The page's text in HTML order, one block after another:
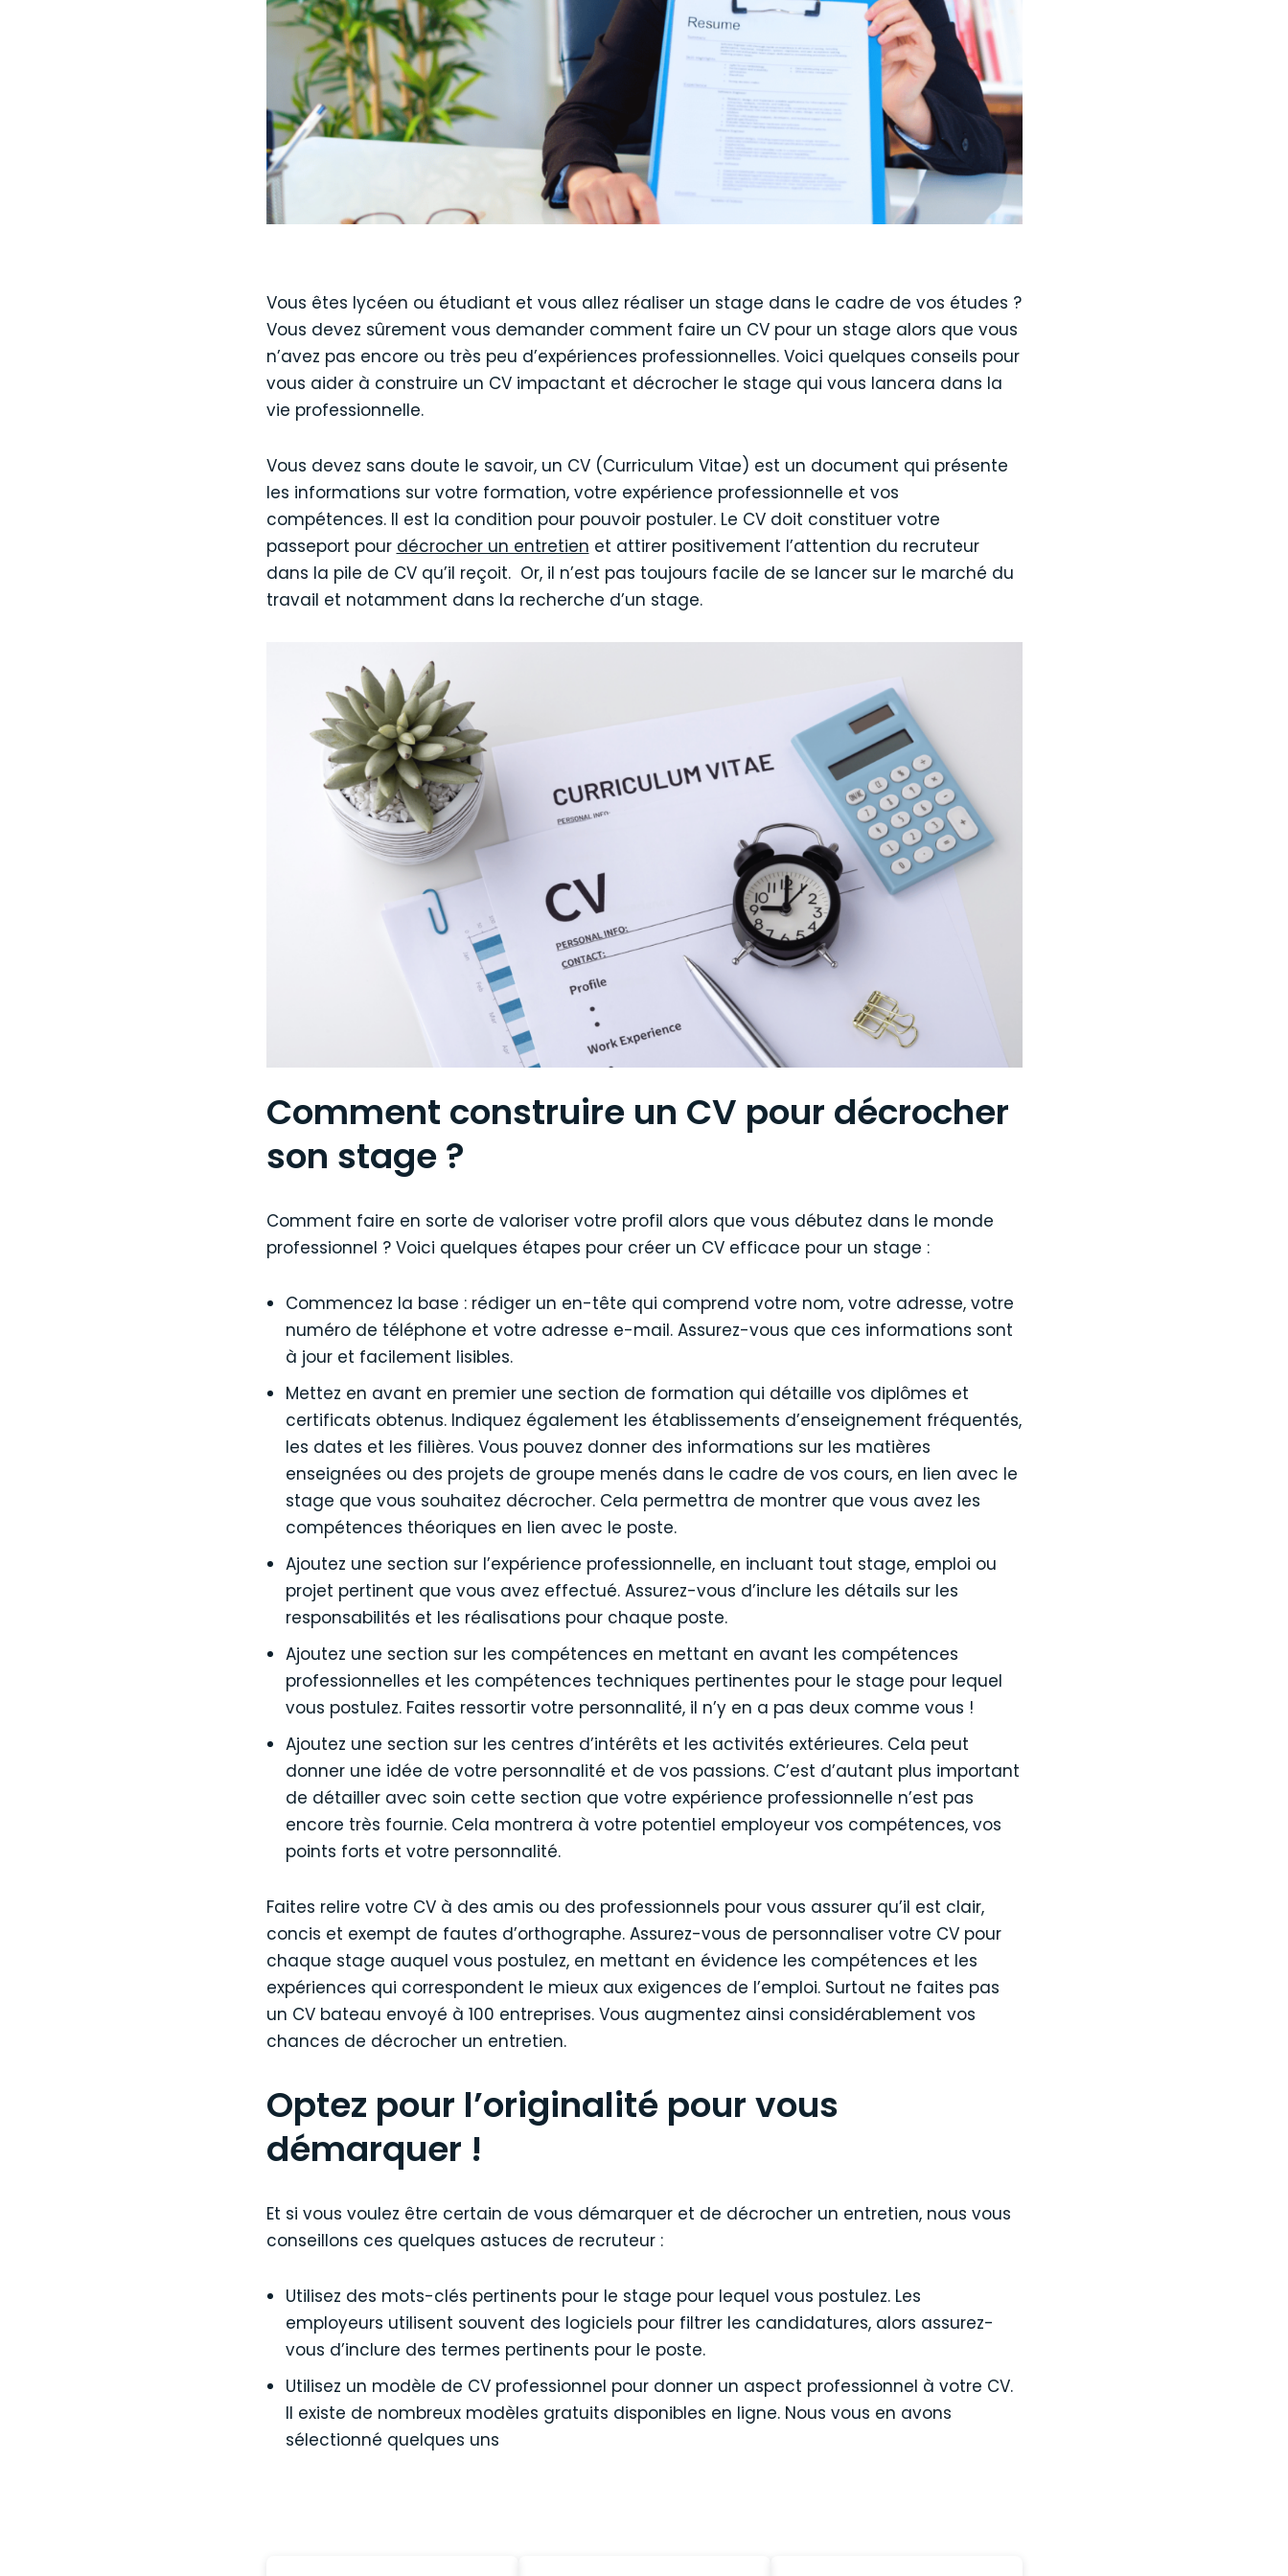
Vous êtes lycéen ou étudiant et vous allez réaliser un stage dans le cadre de vos études ?
Vous devez sûrement vous demander comment faire un CV pour un stage alors que vous
n’avez pas encore ou très peu d’expériences professionnelles. Voici quelques conseils pour
vous aider à construire un CV impactant et décrocher le stage qui vous lancera dans la
vie professionnelle.
Vous devez sans doute le savoir, un CV (Curriculum Vitae) est un document qui présente
les informations sur votre formation, votre expérience professionnelle et vos
compétences. Il est la condition pour pouvoir postuler. Le CV doit constituer votre
passeport pour décrocher un entretien et attirer positivement l’attention du recruteur
dans la pile de CV qu’il reçoit. Or, il n’est pas toujours facile de se lancer sur le marché du
travail et notamment dans la recherche d’un stage.
Comment construire un CV pour décrocher
son stage ?
Comment faire en sorte de valoriser votre profil alors que vous débutez dans le monde
professionnel ? Voici quelques étapes pour créer un CV efficace pour un stage :
Commencez la base : rédiger un en-tête qui comprend votre nom, votre adresse, votre
numéro de téléphone et votre adresse e-mail. Assurez-vous que ces informations sont
à jour et facilement lisibles.
Mettez en avant en premier une section de formation qui détaille vos diplômes et
certificats obtenus. Indiquez également les établissements d’enseignement fréquentés,
les dates et les filières. Vous pouvez donner des informations sur les matières
enseignées ou des projets de groupe menés dans le cadre de vos cours, en lien avec le
stage que vous souhaitez décrocher. Cela permettra de montrer que vous avez les
compétences théoriques en lien avec le poste.
Ajoutez une section sur l’expérience professionnelle, en incluant tout stage, emploi ou
projet pertinent que vous avez effectué. Assurez-vous d’inclure les détails sur les
responsabilités et les réalisations pour chaque poste.
Ajoutez une section sur les compétences en mettant en avant les compétences
professionnelles et les compétences techniques pertinentes pour le stage pour lequel
vous postulez. Faites ressortir votre personnalité, il n’y en a pas deux comme vous !
Ajoutez une section sur les centres d’intérêts et les activités extérieures. Cela peut
donner une idée de votre personnalité et de vos passions. C’est d’autant plus important
de détailler avec soin cette section que votre expérience professionnelle n’est pas
encore très fournie. Cela montrera à votre potentiel employeur vos compétences, vos
points forts et votre personnalité.
Faites relire votre CV à des amis ou des professionnels pour vous assurer qu’il est clair,
concis et exempt de fautes d’orthographe. Assurez-vous de personnaliser votre CV pour
chaque stage auquel vous postulez, en mettant en évidence les compétences et les
expériences qui correspondent le mieux aux exigences de l’emploi. Surtout ne faites pas
un CV bateau envoyé à 100 entreprises. Vous augmentez ainsi considérablement vos
chances de décrocher un entretien.
Optez pour l’originalité pour vous
démarquer !
Et si vous voulez être certain de vous démarquer et de décrocher un entretien, nous vous
conseillons ces quelques astuces de recruteur :
Utilisez des mots-clés pertinents pour le stage pour lequel vous postulez. Les
employeurs utilisent souvent des logiciels pour filtrer les candidatures, alors assurez-
vous d’inclure des termes pertinents pour le poste.
Utilisez un modèle de CV professionnel pour donner un aspect professionnel à votre CV.
Il existe de nombreux modèles gratuits disponibles en ligne. Nous vous en avons
sélectionné quelques uns